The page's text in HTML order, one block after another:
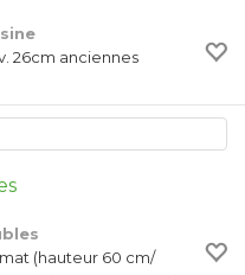
26cm anciennes
(hauteur 60 cm/